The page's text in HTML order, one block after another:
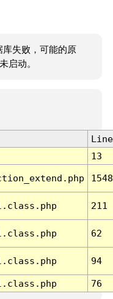
库失败，可能的原
启动。
Line
13
1548
211
62
94
76